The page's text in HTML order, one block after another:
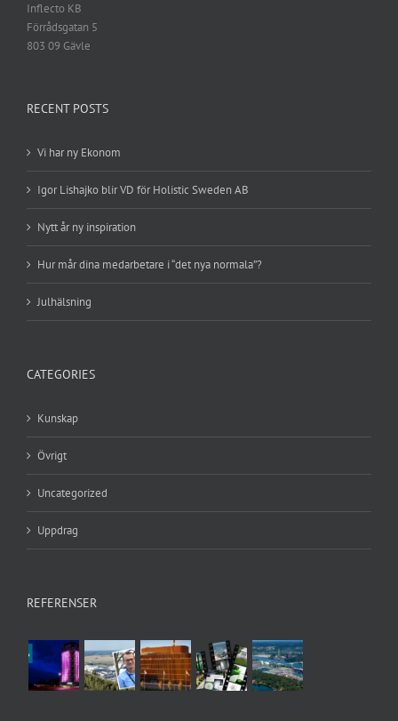
Inflecto KB
Förrådsgatan 5
803 09 Gävle
RECENT POSTS
Vi har ny Ekonom
Igor Lishajko blir VD för Holistic Sweden AB
Nytt år ny inspiration
Hur mår dina medarbetare i “det nya normala”?
Julhälsning
CATEGORIES
Kunskap
Övrigt
Uncategorized
Uppdrag
REFERENSER